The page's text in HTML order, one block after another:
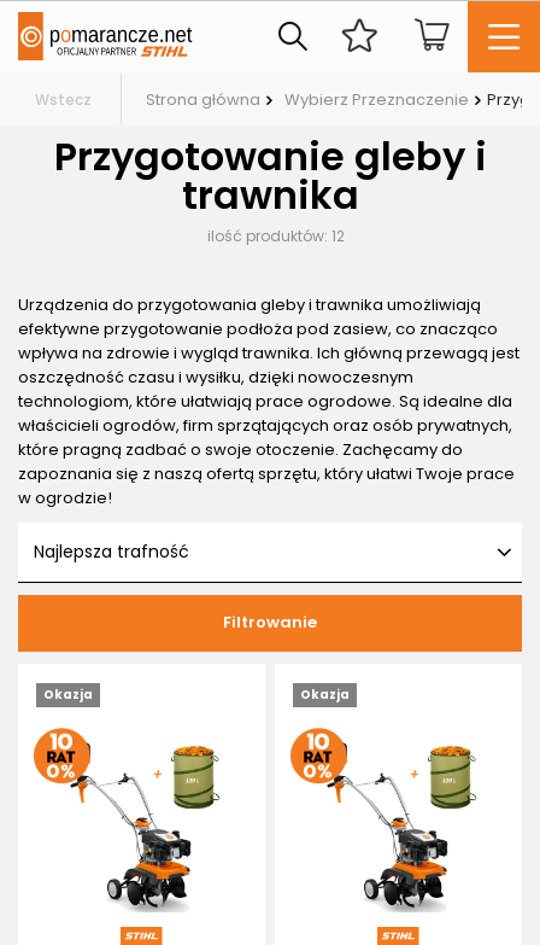
Wstecz Strona główna Wybierz Przeznaczenie
Przygotowanie gleby i
trawnika
ilość produktów: 12
Urządzenia do przygotowania gleby i trawnika umożliwiają
efektywne przygotowanie podłoża pod zasiew, co znacząco
wpływa na zdrowie i wygląd trawnika. Ich główną przewagą jest
oszczędność czasu i wysiłku, dzięki nowoczesnym
technologiom, które ułatwiają prace ogrodowe. Są idealne dla
właścicieli ogrodów, firm sprzątających oraz osób prywatnych,
które pragną zadbać o swoje otoczenie. Zachęcamy do
zapoznania się z naszą ofertą sprzętu, który ułatwi Twoje prace
w ogrodzie!
Najlepsza trafność
Filtrowanie
Okazja Okazja